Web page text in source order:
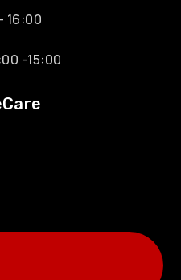
16:00
-15:00